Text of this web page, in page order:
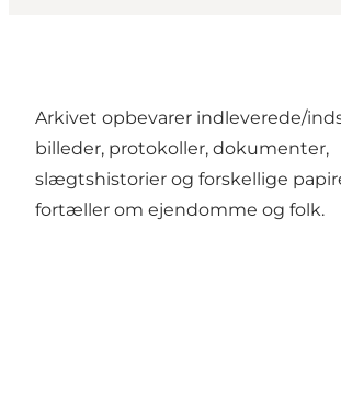
Arkivet opbevarer indleverede/
billeder, protokoller, dokumenter,
slægtshistorier og forskellige
fortæller om ejendomme og folk.